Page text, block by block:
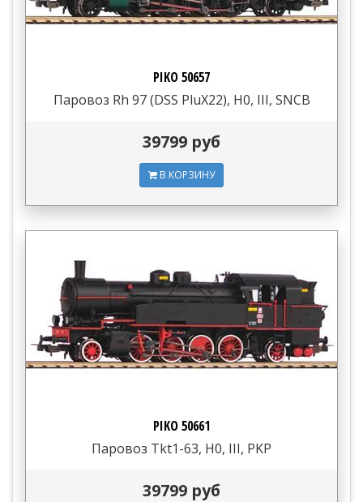
PIKO 50657
Паровоз Rh 97 (DSS PluX22), H0, III, SNCB
39799 руб
В КОРЗИНУ
PIKO 50661
Паровоз Tkt1-63, H0, III, PKP
39799 руб